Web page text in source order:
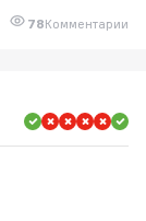
78Комментарии